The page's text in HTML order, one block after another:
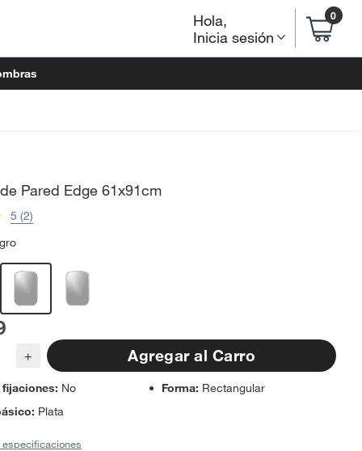
Hola,
Inicia sesión
0
Pared Edge 61x91cm
5 (2)
+ Agregar al Carro
fijaciones: No Forma: Rectangular
: Plata
especificaciones